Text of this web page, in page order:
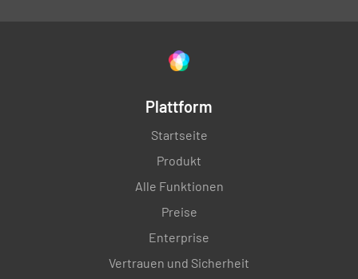
Plattform
Startseite
Produkt
Alle Funktionen
Preise
Enterprise
Vertrauen und Sicherheit